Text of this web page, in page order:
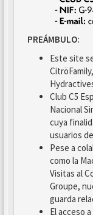
PREÁMBULO:
Este site
Club C5
Nacional
cuya
usuarios
Pese a
como la
Visitas al
Groupe,
guarda
El acceso